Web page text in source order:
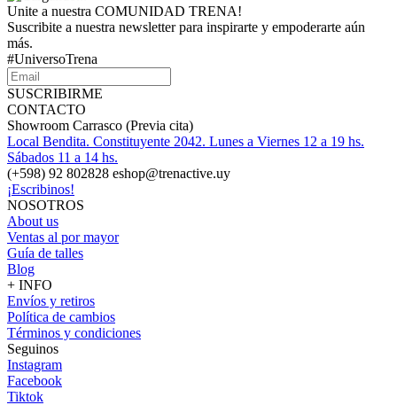
Unite a nuestra COMUNIDAD TRENA!
Suscribite a nuestra newsletter para inspirarte y empoderarte aún
más.
#UniversoTrena
SUSCRIBIRME
CONTACTO
Showroom Carrasco (Previa cita)
Local Bendita. Constituyente 2042. Lunes a Viernes 12 a 19 hs.
Sábados 11 a 14 hs.
(+598) 92 802828 eshop@trenactive.uy
¡Escribinos!
NOSOTROS
About us
Ventas al por mayor
Guía de talles
Blog
+ INFO
Envíos y retiros
Política de cambios
Términos y condiciones
Seguinos
Instagram
Facebook
Tiktok